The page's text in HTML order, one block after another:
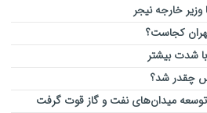
خارجه نیجر
کجاست؟
شدت بیشتر
چقدر شد؟
میدان‌های نفت و گاز قوت گرفت